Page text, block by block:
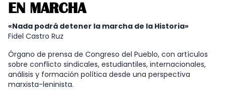
EN MARCHA
«Nada podrá detener la marcha de la Historia»
Fidel Castro Ruz
Órgano de prensa de Congreso del Pueblo, con artículos
sobre conflicto sindicales, estudiantiles, internacionales,
análisis y formación política desde una perspectiva
marxista-leninista.